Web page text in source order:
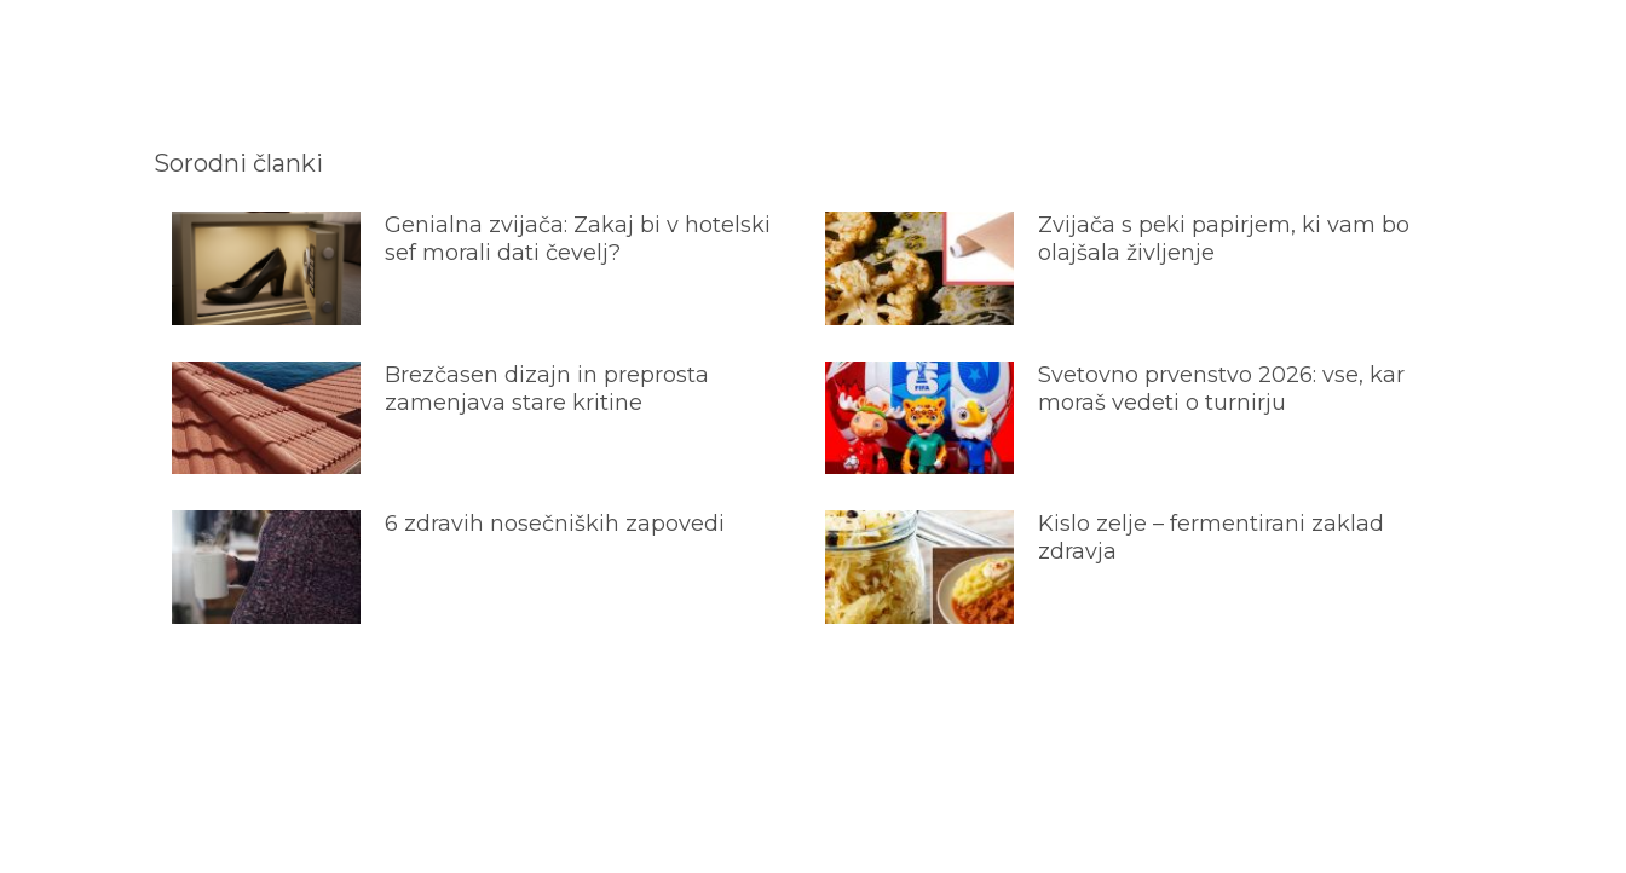
Sorodni članki
Genialna zvijača: Zakaj bi v hotelski
sef morali dati čevelj?
Zvijača s peki papirjem, ki vam bo
olajšala življenje
Brezčasen dizajn in preprosta
zamenjava stare kritine
Svetovno prvenstvo 2026: vse, kar
moraš vedeti o turnirju
6 zdravih nosečniških zapovedi
Kislo zelje – fermentirani zaklad
zdravja